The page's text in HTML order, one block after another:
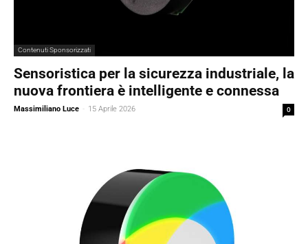
Contenuti Sponsorizzati
Sensoristica per la sicurezza industriale, la
nuova frontiera è intelligente e connessa
Massimiliano Luce - 15 Aprile 2026 0